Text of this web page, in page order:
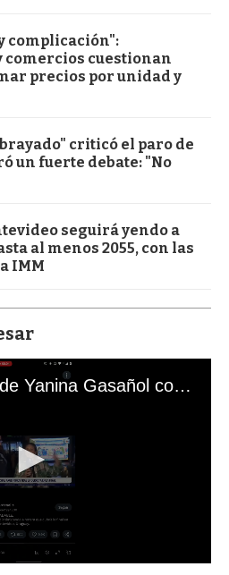
complicación":
comercios cuestionan
precios por unidad y
criticó el paro de
un fuerte debate: "No
seguirá yendo a
al menos 2055, con las
IMM
El mal momento de Yanina Gasañol con un hincha argentino en "Subrayado"